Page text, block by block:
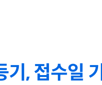
, 접수일